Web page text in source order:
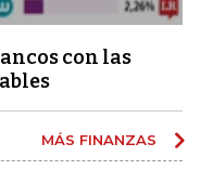
con las
MÁS FINANZAS